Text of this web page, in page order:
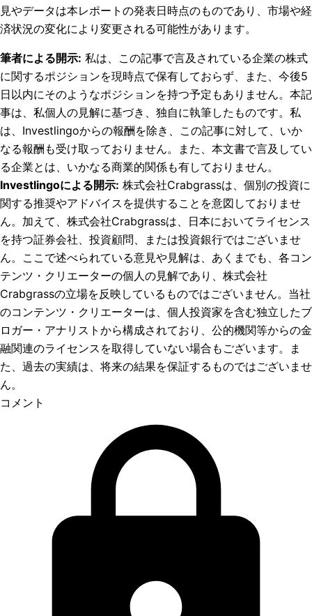
見やデータは本レポートの発表日時点のものであり、市場や経
済状況の変化により変更される可能性があります。
筆者による開示: 私は、この記事で言及されている企業の株式
に関するポジションを現時点で保有しておらず、また、今後5
日以内にそのようなポジションを持つ予定もありません。 本記
事は、私個人の見解に基づき、独自に執筆したものです。私
は、Investlingoからの報酬を除き、この記事に対して、いか
なる報酬も受け取っておりません。また、本文書で言及してい
る企業とは、いかなる商業的関係も有しておりません。
Investlingoによる開示: 株式会社Crabgrassは、個別の投資に
関する推奨やアドバイスを提供することを意図しておりませ
ん。加えて、株式会社Crabgrassは、日本においてライセンス
を持つ証券会社、投資顧問、または投資銀行ではございませ
ん。ここで述べられている意見や見解は、あくまでも、各コン
テンツ・クリエーターの個人の見解であり、株式会社
Crabgrassの立場を反映しているものではございません。当社
のコンテンツ・クリエーターは、個人投資家を含む独立したブ
ロガー・アナリストから構成されており、公的機関等からの金
融関連のライセンスを取得していない場合もございます。ま
た、過去の実績は、将来の結果を保証するものではございませ
ん。
コメント